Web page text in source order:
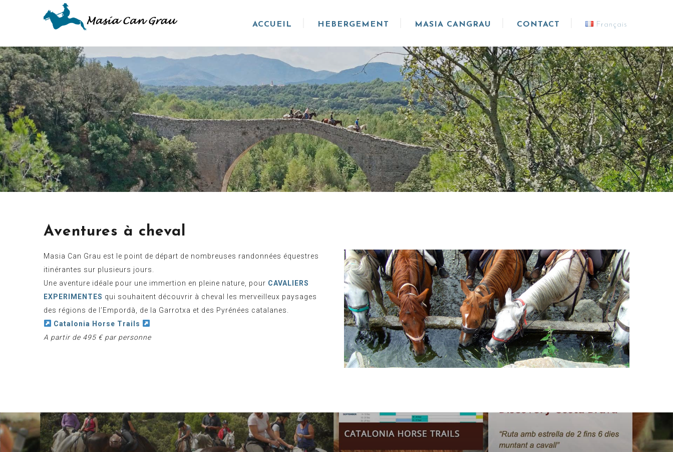
ACCUEIL HEBERGEMENT MASIA CANGRAU CONTACT Français
Aventures à cheval
Masia Can Grau est le point de départ de nombreuses randonnées équestres
itinérantes sur plusieurs jours.
Une aventure idéale pour une immertion en pleine nature, pour CAVALIERS
EXPERIMENTES qui souhaitent découvrir à cheval les merveilleux paysages
des régions de l’Empordà, de la Garrotxa et des Pyrénées catalanes.
Catalonia Horse Trails
A partir de 495 € par personne